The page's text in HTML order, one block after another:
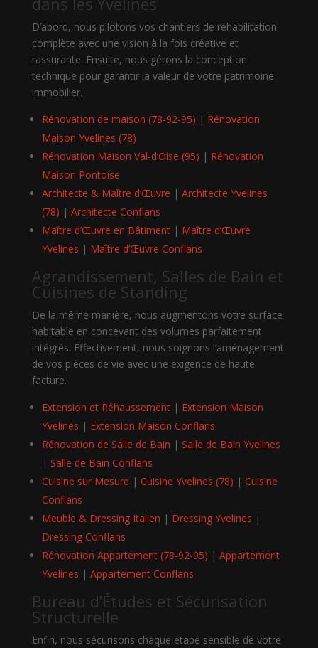
D’abord, nous pilotons vos chantiers de réhabilitation
complète avec une vision à la fois créative et
rassurante. Ensuite, nous gérons la conception
technique pour garantir la valeur de votre patrimoine
immobilier.
Rénovation de maison (78-92-95) | Rénovation
Maison Yvelines (78)
Rénovation Maison Val-d’Oise (95) | Rénovation
Maison Pontoise
Architecte & Maître d’Œuvre | Architecte Yvelines
(78) | Architecte Conflans
Maître d’Œuvre en Bâtiment| Maître d’Œuvre
Yvelines | Maître d’Œuvre Conflans
Agrandissement, Salles de Bain et
Cuisines de Standing
De la même manière, nous augmentons votre surface
habitable en concevant des volumes parfaitement
intégrés. Effectivement, nous soignons l’aménagement
de vos pièces de vie avec une exigence de haute
facture.
Extension et Réhaussement| Extension Maison
Yvelines | Extension Maison Conflans
Rénovation de Salle de Bain | Salle de Bain Yvelines
| Salle de Bain Conflans
Cuisine sur Mesure | Cuisine Yvelines (78) | Cuisine
Conflans
Meuble & Dressing Italien | Dressing Yvelines |
Dressing Conflans
Rénovation Appartement (78-92-95) | Appartement
Yvelines | Appartement Conflans
Bureau d’Études et Sécurisation
Structurelle
Enfin, nous sécurisons chaque étape sensible de votre